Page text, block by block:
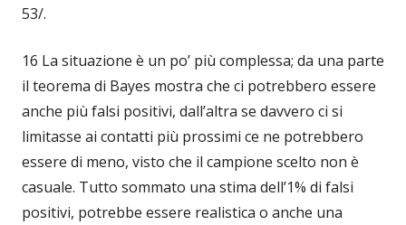
53/.
16 La situazione è un po’ più complessa; da una parte
il teorema di Bayes mostra che ci potrebbero essere
anche più falsi positivi, dall’altra se davvero ci si
limitasse ai contatti più prossimi ce ne potrebbero
essere di meno, visto che il campione scelto non è
casuale. Tutto sommato una stima dell’1% di falsi
positivi, potrebbe essere realistica o anche una